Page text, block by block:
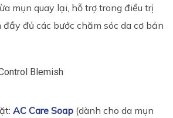
mụn quay lại, hỗ trợ trong điều trị
đủ các bước chăm sóc da cơ bản
AC Care Soap (dành cho da mụn